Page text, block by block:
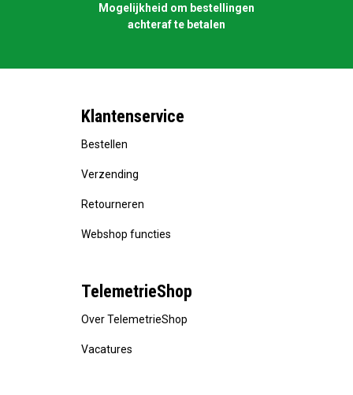
Mogelijkheid om bestellingen
achteraf te betalen
Klantenservice
Bestellen
Verzending
Retourneren
Webshop functies
TelemetrieShop
Over TelemetrieShop
Vacatures